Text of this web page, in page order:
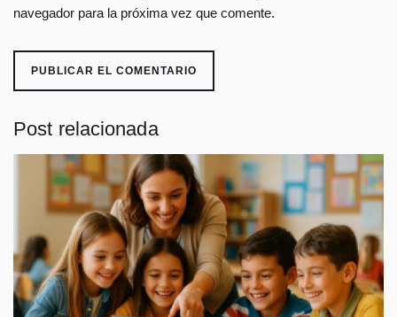
navegador para la próxima vez que comente.
Post relacionada